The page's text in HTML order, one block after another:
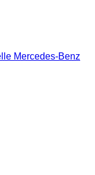
Mercedes-Benz